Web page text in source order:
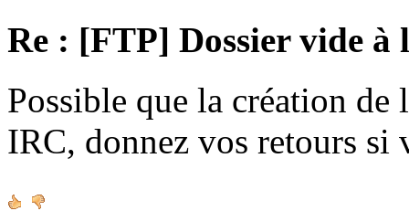
Re : [FTP] Dossier vide à
Possible que la création de
IRC, donnez vos retours si